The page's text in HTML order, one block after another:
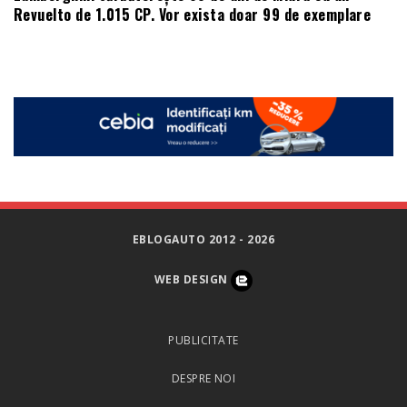
Revuelto de 1.015 CP. Vor exista doar 99 de exemplare
EBLOGAUTO 2012 - 2026
WEB DESIGN
PUBLICITATE
DESPRE NOI